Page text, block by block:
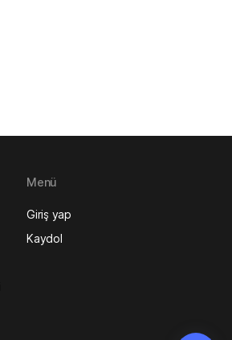
Menü
Giriş yap
Kaydol